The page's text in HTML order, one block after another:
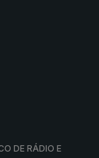
DE RÁDIO E